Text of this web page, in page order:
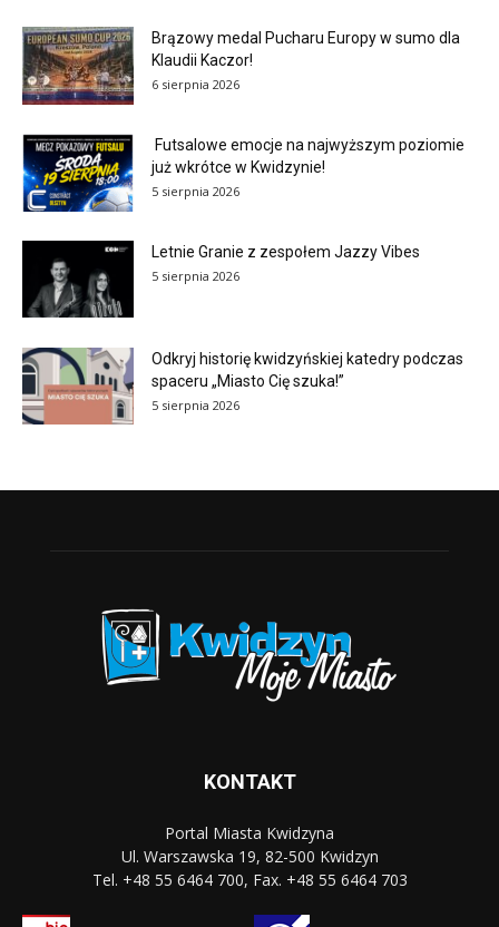
Brązowy medal Pucharu Europy w sumo dla
Klaudii Kaczor!
6 sierpnia 2026
Futsalowe emocje na najwyższym poziomie
już wkrótce w Kwidzynie!
5 sierpnia 2026
Letnie Granie z zespołem Jazzy Vibes
5 sierpnia 2026
Odkryj historię kwidzyńskiej katedry podczas
spaceru „Miasto Cię szuka!”
5 sierpnia 2026
KONTAKT
Portal Miasta Kwidzyna
Ul. Warszawska 19, 82-500 Kwidzyn
Tel. +48 55 6464 700, Fax. +48 55 6464 703